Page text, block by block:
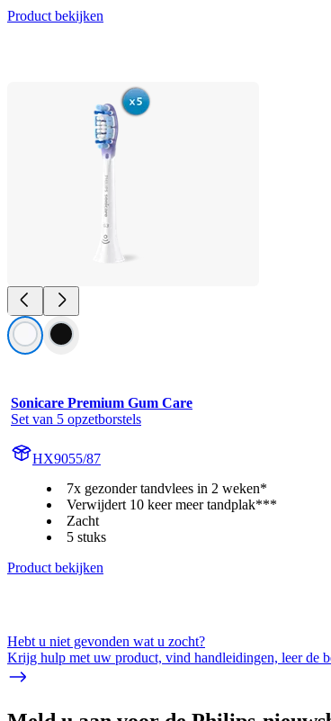
Product bekijken
Sonicare Premium Gum Care
Set van 5 opzetborstels
HX9055/87
7x gezonder tandvlees in 2 weken*
Verwijdert 10 keer meer tandplak***
Zacht
5 stuks
Product bekijken
Hebt u niet gevonden wat u zocht?
Krijg hulp met uw product, vind handleidingen, leer de